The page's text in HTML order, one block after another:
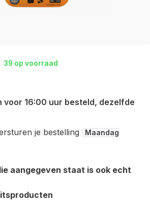
39 op voorraad
voor 16:00 uur besteld, dezelfde
je bestelling
Maandag
aangegeven staat is ook echt